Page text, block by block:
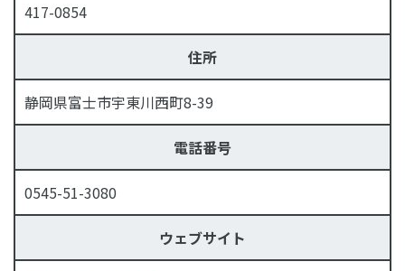
417-0854
住所
静岡県富士市宇東川西町8-39
電話番号
0545-51-3080
ウェブサイト